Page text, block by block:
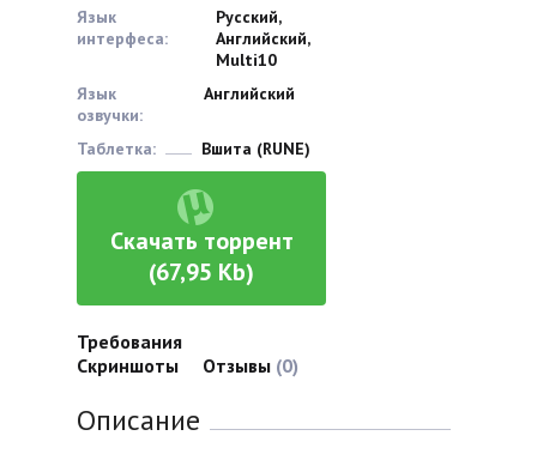
Язык
интерфеса:
Русский,
Английский,
Multi10
Язык
озвучки:
Английский
Таблетка: Вшита (RUNE)
Скачать торрент
(67,95 Kb)
Требования
Скриншоты
Отзывы (0)
Описание